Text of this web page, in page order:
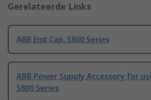
Gerelateerde Links
ABB End Cap, S800 Series
ABB Power Supply Accessory for
S800 Series